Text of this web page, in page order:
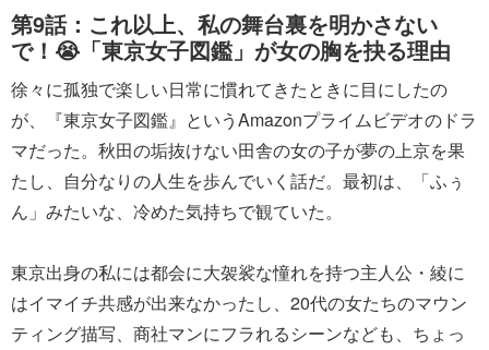
第9話：これ以上、私の舞台裏を明かさない
で！😭「東京女子図鑑」が女の胸を抉る理由
徐々に孤独で楽しい日常に慣れてきたときに目にしたの
が、『東京女子図鑑』というAmazonプライムビデオのドラ
マだった。秋田の垢抜けない田舎の女の子が夢の上京を果
たし、自分なりの人生を歩んでいく話だ。最初は、「ふぅ
ん」みたいな、冷めた気持ちで観ていた。
東京出身の私には都会に大袈裟な憧れを持つ主人公・綾に
はイマイチ共感が出来なかったし、20代の女たちのマウン
ティング描写、商社マンにフラれるシーンなども、ちょっ